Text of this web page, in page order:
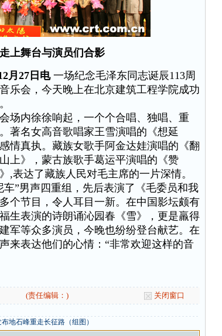
上舞台与演员们合影
月27日电一场纪念毛泽东同志诞辰113周
乐会，今天晚上在北京建筑工程学院成功
内徐徐响起，一个个合唱、独唱、重
著名女高音歌唱家王雪演唱的《想延
情真执。藏族女歌手阿金达娃演唱的《翻
上》，蒙古族歌手葛运平演唱的《赞
,表达了藏族人民对毛主席的一片深情。
”男声四重组，先后表演了《毛委员和我
个节目，令人耳目一新。在中国影坛颇有
生表演的诗朗诵沁园春《雪》，更是羸得
军等众多演员，今晚也纷纷登台献艺。在
来表达他们的心情：“非常欢迎这样的音
(责任编辑：) 关闭窗口
地石峰重走长征路（组图）